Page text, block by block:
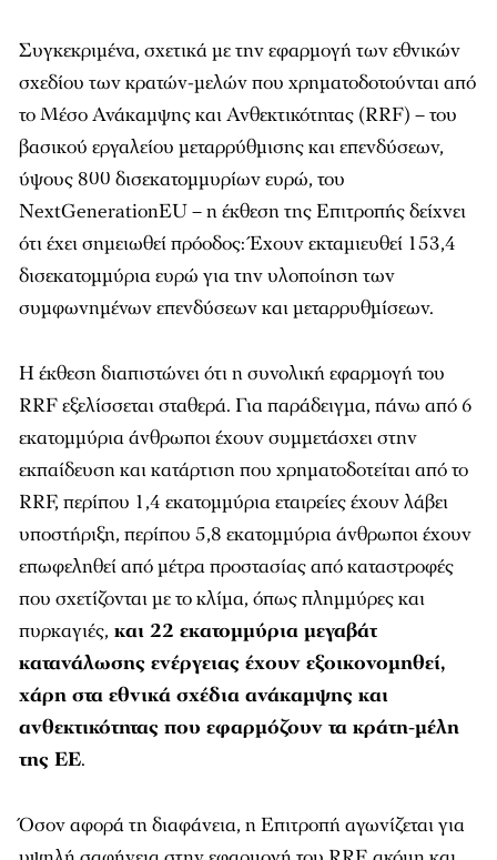
Συγκεκριμένα, σχετικά με την εφαρμογή των εθνικών
σχεδίου των κρατών-μελών που χρηματοδοτούνται από
το Μέσο Ανάκαμψης και Ανθεκτικότητας (RRF) – του
βασικού εργαλείου μεταρρύθμισης και επενδύσεων,
ύψους 800 δισεκατομμυρίων ευρώ, του
NextGenerationEU – η έκθεση της Επιτροπής δείχνει
ότι έχει σημειωθεί πρόοδος: Έχουν εκταμιευθεί 153,4
δισεκατομμύρια ευρώ για την υλοποίηση των
συμφωνημένων επενδύσεων και μεταρρυθμίσεων.
Η έκθεση διαπιστώνει ότι η συνολική εφαρμογή του
RRF εξελίσσεται σταθερά. Για παράδειγμα, πάνω από 6
εκατομμύρια άνθρωποι έχουν συμμετάσχει στην
εκπαίδευση και κατάρτιση που χρηματοδοτείται από το
RRF, περίπου 1,4 εκατομμύρια εταιρείες έχουν λάβει
υποστήριξη, περίπου 5,8 εκατομμύρια άνθρωποι έχουν
επωφεληθεί από μέτρα προστασίας από καταστροφές
που σχετίζονται με το κλίμα, όπως πλημμύρες και
πυρκαγιές, και 22 εκατομμύρια μεγαβάτ
κατανάλωσης ενέργειας έχουν εξοικονομηθεί,
χάρη στα εθνικά σχέδια ανάκαμψης και
ανθεκτικότητας που εφαρμόζουν τα κράτη-μέλη
της ΕΕ.
Όσον αφορά τη διαφάνεια, η Επιτροπή αγωνίζεται για